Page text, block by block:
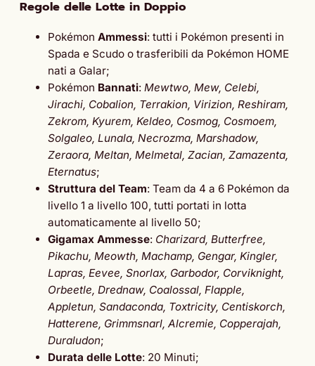
Regole delle Lotte in Doppio
Pokémon Ammessi: tutti i Pokémon presenti in
Spada e Scudo o trasferibili da Pokémon HOME
nati a Galar;
Pokémon Bannati: Mewtwo, Mew, Celebi,
Jirachi, Cobalion, Terrakion, Virizion, Reshiram,
Zekrom, Kyurem, Keldeo, Cosmog, Cosmoem,
Solgaleo, Lunala, Necrozma, Marshadow,
Zeraora, Meltan, Melmetal, Zacian, Zamazenta,
Eternatus;
Struttura del Team: Team da 4 a 6 Pokémon da
livello 1 a livello 100, tutti portati in lotta
automaticamente al livello 50;
Gigamax Ammesse: Charizard, Butterfree,
Pikachu, Meowth, Machamp, Gengar, Kingler,
Lapras, Eevee, Snorlax, Garbodor, Corviknight,
Orbeetle, Drednaw, Coalossal, Flapple,
Appletun, Sandaconda, Toxtricity, Centiskorch,
Hatterene, Grimmsnarl, Alcremie, Copperajah,
Duraludon;
Durata delle Lotte: 20 Minuti;